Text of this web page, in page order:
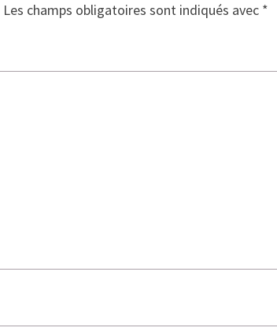
Les champs obligatoires sont indiqués avec *